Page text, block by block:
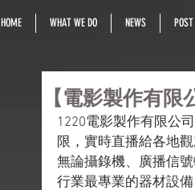
HOME WHAT WE DO NEWS
【電影製作有
1220電影製作有限公
限，實時直播給各地
無論攝錄機、廣播信
行業最專業的器材設備